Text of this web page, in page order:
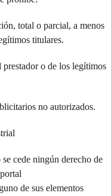
total o parcial, a menos
titulares.
o de los legítimos
no autorizados.
cede ningún derecho de
de sus elementos